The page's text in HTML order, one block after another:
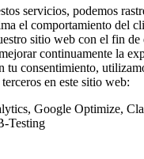
servicios, podemos
el comportamiento del
sitio web con el fin
continuamente la
tu consentimiento,
en este sitio web:
Google Optimize,
Testing